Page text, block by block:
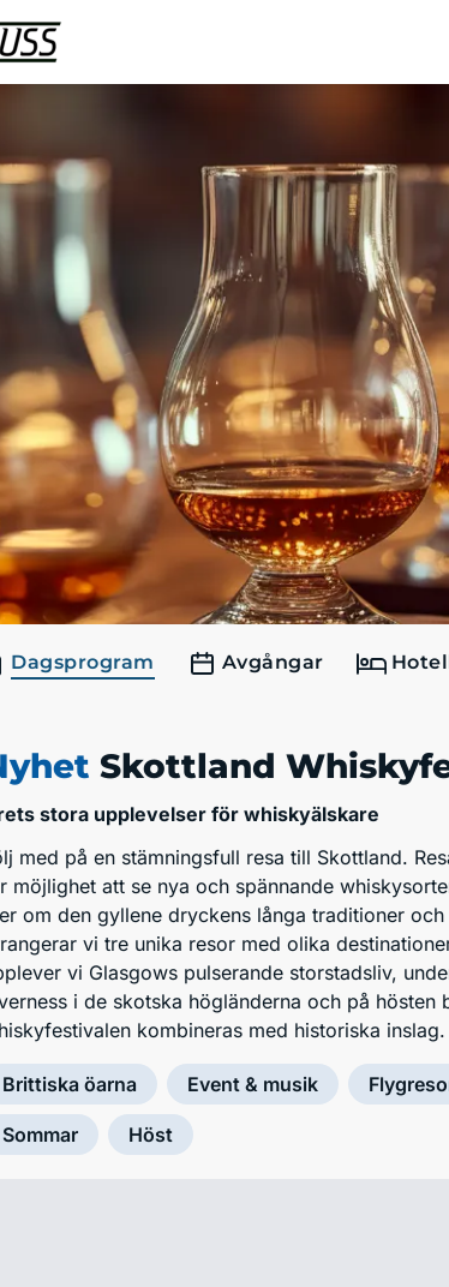
Dagsprogram Avgångar
Skottland
stora upplevelser för whiskyälskare
med på en stämningsfull resa till Skottland.
möjlighet att se nya och spännande
om den gyllene dryckens långa traditioner
vi tre unika resor med olika
vi Glasgows pulserande storstadsliv,
i de skotska högländerna och på hösten
kombineras med historiska inslag.
Brittiska öarna Event & musik
Sommar Höst